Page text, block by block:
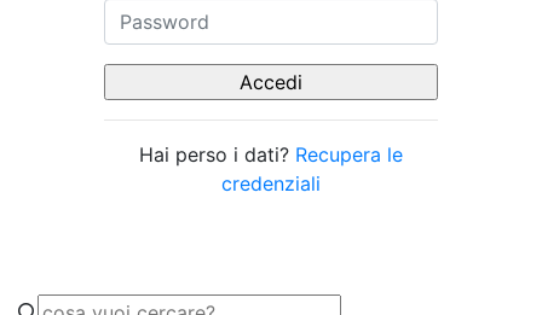
Hai perso i dati? Recupera le
credenziali